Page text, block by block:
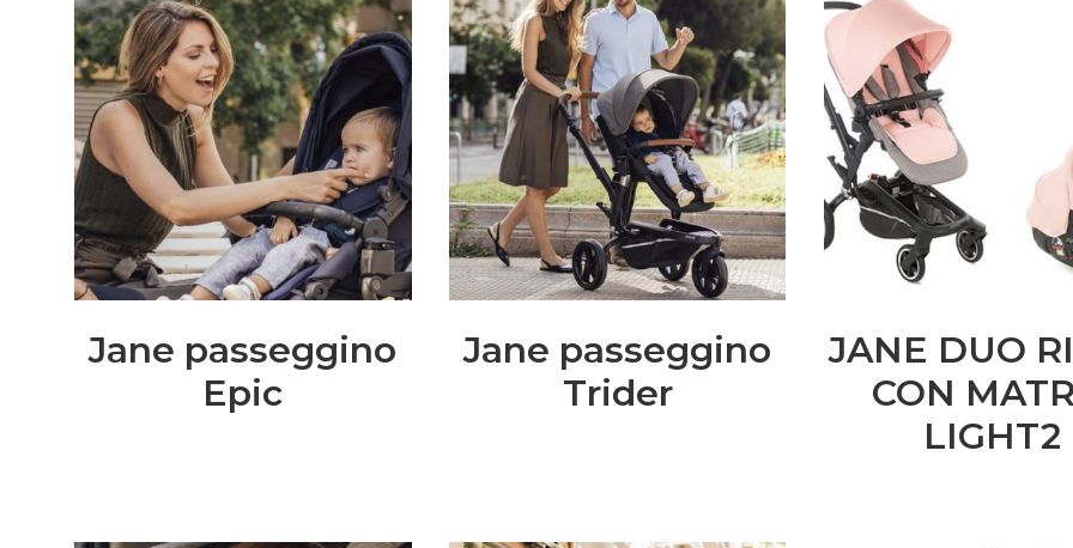
Jane passeggino
Epic
Jane passeggino
Trider
JANE DUO
CON
LIGHT2